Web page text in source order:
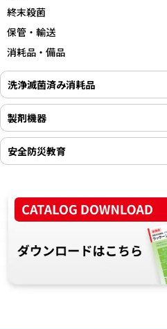
終末殺菌
保管・輸送
消耗品・備品
洗浄滅菌済み消耗品
製剤機器
安全防災教育